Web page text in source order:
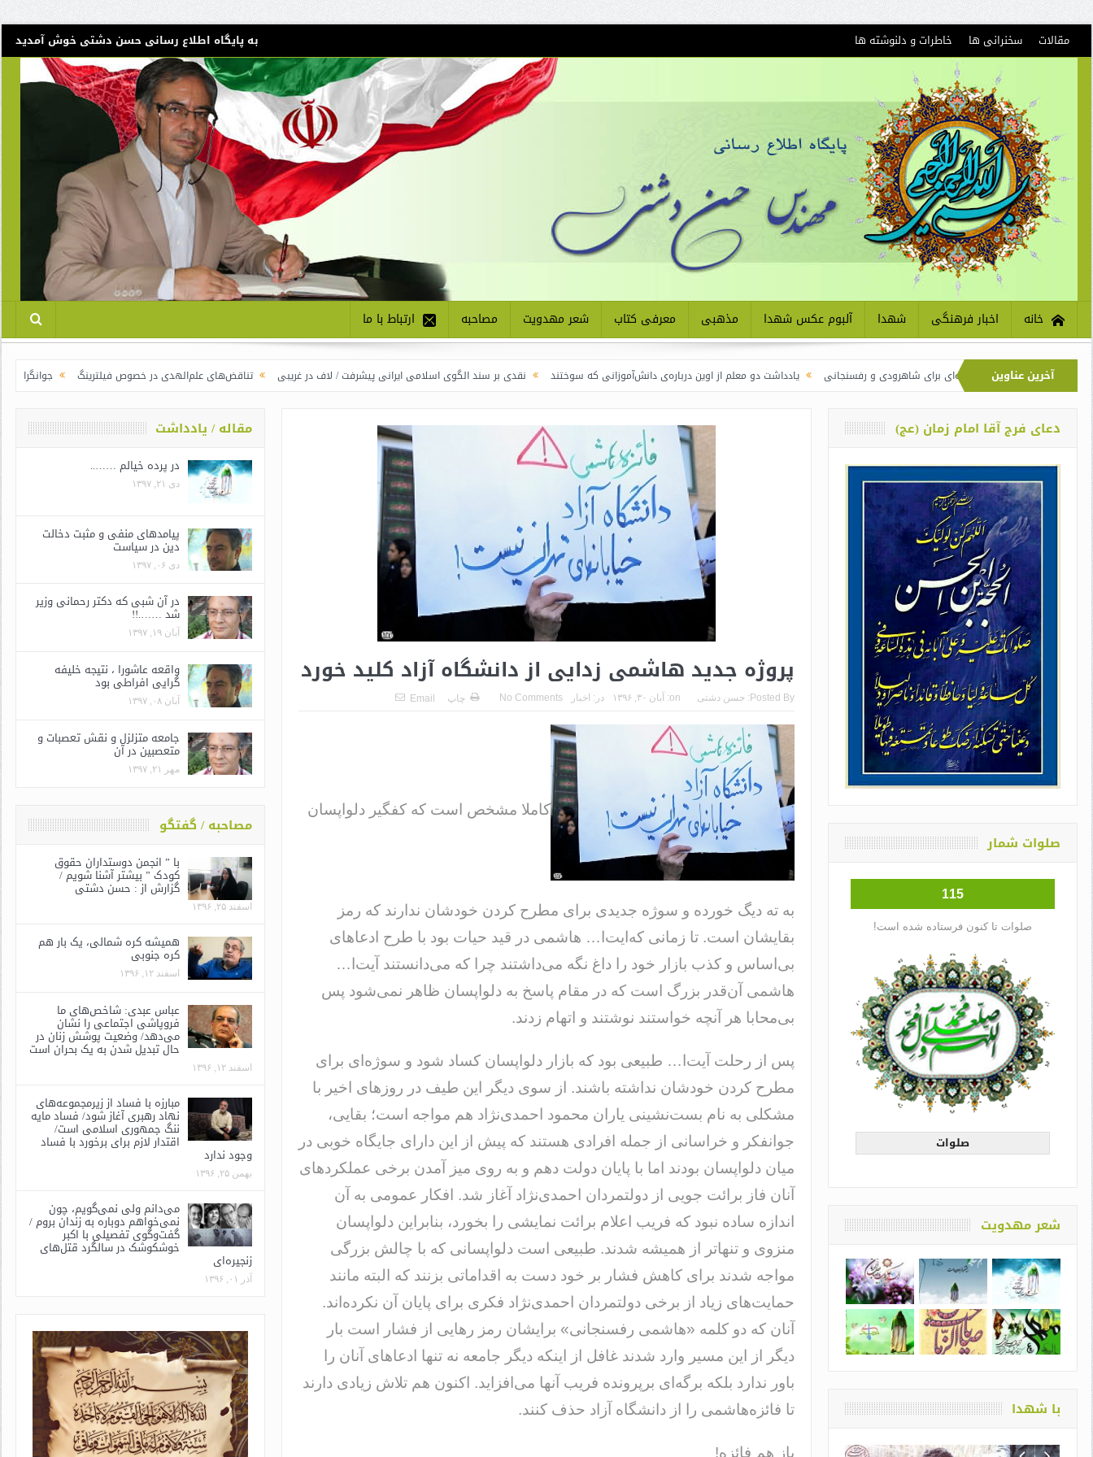
به پایگاه اطلاع رسانی حسن دشتی خوش آمدید مقالات سخنرانی ها خاطرات و دلنوشته ها
خانه اخبار فرهنگی شهدا آلبوم عکس شهدا مذهبی معرفی کتاب شعر مهدویت مصاحبه ارتباط با ما
آخرین عناوین
نماز آیت‌الله خامنه‌ای برای شاهرودی و رفسنجانی یادداشت دو معلم از اوین درباره‌ی دانش‌آموزانی که سوختند نقدی بر سند الگوی اسلامی ایرانی پیشرفت / لاف در غریبی تناقض‌های علم‌الهدی در خصوص فیلترینگ جوانگرایی به سبک
پروژه جدید هاشمی زدایی از دانشگاه‌ آزاد کلید خورد
Posted By: حسن دشتی on: آبان ۳۰, ۱۳۹۶ در: اخبار No Comments چاپ Email
کاملا مشخص است که کفگیر دلواپسان
به ته دیگ خورده و سوژه جدیدی برای مطرح کردن خودشان ندارند که رمز
بقایشان است. تا زمانی که‌ایت‌ا… هاشمی در قید حیات بود با طرح ادعاهای
بی‌اساس و کذب بازار خود را داغ نگه می‌داشتند چرا که می‌دانستند آیت‌ا…
هاشمی آن‌قدر بزرگ است که در مقام پاسخ به دلواپسان ظاهر نمی‌شود پس
بی‌محابا هر آنچه خواستند نوشتند و اتهام زدند.
پس از رحلت آیت‌ا… طبیعی بود که بازار دلواپسان کساد شود و سوژه‌ای برای
مطرح کردن خودشان نداشته باشند. از سوی دیگر این طیف در روزهای اخیر با
مشکلی به نام بست‌نشینی یاران محمود احمدی‌نژاد هم مواجه است؛ بقایی،
جوانفکر و خراسانی از جمله افرادی هستند که پیش از این دارای جایگاه خوبی در
میان دلواپسان بودند اما با پایان دولت دهم و به روی میز آمدن برخی عملکردهای
آنان فاز برائت جویی از دولتمردان احمدی‌نژاد آغاز شد. افکار عمومی به آن
اندازه ساده نبود که فریب اعلام برائت نمایشی را بخورد، بنابراین دلواپسان
منزوی و تنهاتر از همیشه شدند. طبیعی است دلواپسانی که با چالش بزرگی
مواجه شدند برای کاهش فشار بر خود دست به اقداماتی بزنند که البته مانند
حمایت‌های زیاد از برخی دولتمردان احمدی‌نژاد فکری برای پایان آن نکرده‌اند.
آنان که دو کلمه «هاشمی رفسنجانی» برایشان رمز رهایی از فشار است بار
دیگر از این مسیر وارد شدند غافل از اینکه دیگر جامعه نه تنها ادعاهای آنان را
باور ندارد بلکه برگه‌ای برپرونده فریب آنها می‌افزاید. اکنون هم تلاش زیادی دارند
تا فائزه‌هاشمی را از دانشگاه آزاد حذف کنند.
باز هم فائزه!
مقاله / یادداشت
در پرده خیالم ……..
دی ۲۱, ۱۳۹۷
پیامدهای منفی و مثبت دخالت
دین در سیاست
دی ۰۶, ۱۳۹۷
در آن شبی که دکتر رحمانی وزیر
شد …….!!
آبان ۱۹, ۱۳۹۷
واقعه عاشورا ، نتیجه خلیفه
گرایی افراطی بود
آبان ۰۸, ۱۳۹۷
جامعه متزلزل و نقش تعصبات و
متعصبین در آن
مهر ۲۱, ۱۳۹۷
مصاحبه / گفتگو
با ” انجمن دوستداران حقوق
کودک ” بیشتر آشنا شویم /
گزارش از : حسن دشتی
اسفند ۲۵, ۱۳۹۶
همیشه کره شمالی، یک بار هم
کره جنوبی
اسفند ۱۲, ۱۳۹۶
عباس عبدی: شاخص‌های ما
فروپاشی اجتماعی را نشان
می‌دهد/ وضعیت پوشش زنان در
حال تبدیل شدن به یک بحران است
اسفند ۱۲, ۱۳۹۶
مبارزه با فساد از زیرمجموعه‌های
نهاد رهبری آغاز شود/ فساد مایه
ننگ جمهوری اسلامی است/
اقتدار لازم برای برخورد با فساد
وجود ندارد
بهمن ۲۵, ۱۳۹۶
می‌دانم ولی نمی‌گویم، چون
نمی‌خواهم دوباره به زندان بروم /
گفت‌وگوی تفصیلی با اکبر
خوشکوشک در سالگرد قتل‌های
زنجیره‌ای
آذر ۰۱, ۱۳۹۶
دعای فرج آقا امام زمان (عج)
صلوات شمار
115
صلوات تا کنون فرستاده شده است!
صلوات
شعر مهدویت
با شهدا